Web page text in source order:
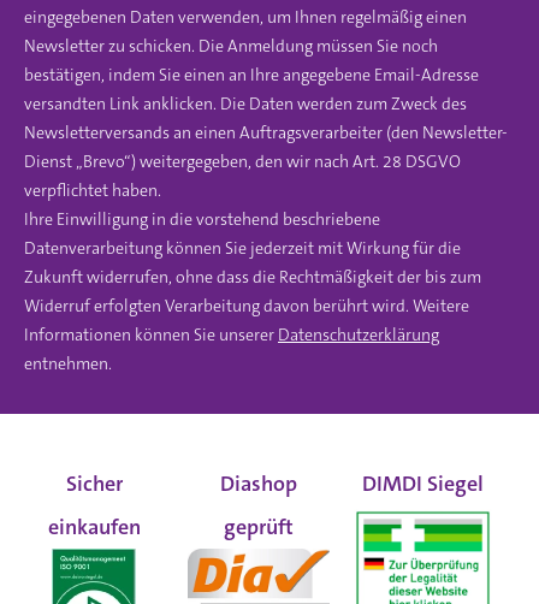
eingegebenen Daten verwenden, um Ihnen regelmäßig einen
Newsletter zu schicken. Die Anmeldung müssen Sie noch
bestätigen, indem Sie einen an Ihre angegebene Email-Adresse
versandten Link anklicken. Die Daten werden zum Zweck des
Newsletterversands an einen Auftragsverarbeiter (den Newsletter-
Dienst „Brevo“) weitergegeben, den wir nach Art. 28 DSGVO
verpflichtet haben.
Ihre Einwilligung in die vorstehend beschriebene
Datenverarbeitung können Sie jederzeit mit Wirkung für die
Zukunft widerrufen, ohne dass die Rechtmäßigkeit der bis zum
Widerruf erfolgten Verarbeitung davon berührt wird. Weitere
Informationen können Sie unserer Datenschutzerklärung
entnehmen.
Sicher
einkaufen
Diashop
geprüft
DIMDI Siegel